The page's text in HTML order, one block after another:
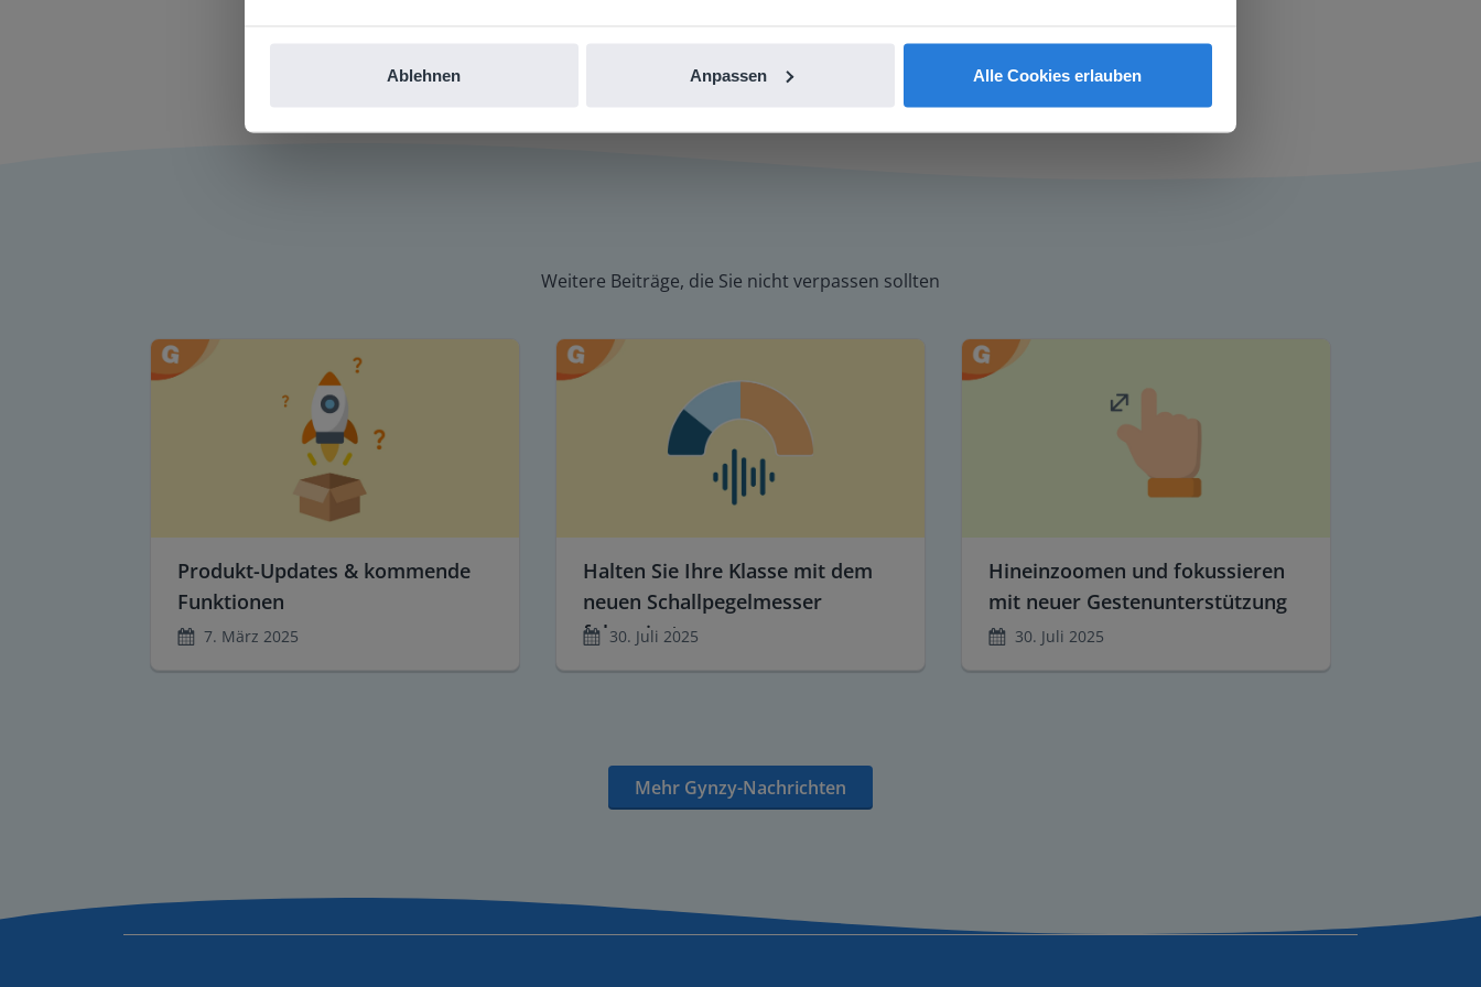
Ablehnen Anpassen Alle Cookies erlauben
Weitere Beiträge, die Sie nicht verpassen sollten
Produkt-Updates & kommende
Funktionen
7. März 2025
Halten Sie Ihre Klasse mit dem
neuen Schallpegelmesser
fokussiert
30. Juli 2025
Hineinzoomen und fokussieren
mit neuer Gestenunterstützung
30. Juli 2025
Mehr Gynzy-Nachrichten